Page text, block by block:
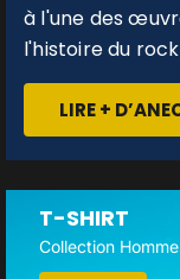
à l'une des
l'histoire du
LIRE +
T-SHIRT
Collection